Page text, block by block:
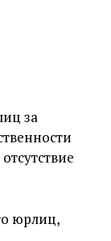
за
юрлиц,